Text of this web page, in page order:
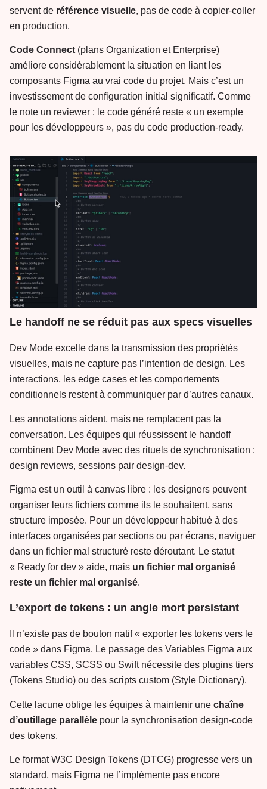
servent de référence visuelle, pas de code à copier-coller
en production.
Code Connect (plans Organization et Enterprise)
améliore considérablement la situation en liant les
composants Figma au vrai code du projet. Mais c’est un
investissement de configuration initial significatif. Comme
le note un reviewer : le code généré reste « un exemple
pour les développeurs », pas du code production-ready.
Le handoff ne se réduit pas aux specs visuelles
Dev Mode excelle dans la transmission des propriétés
visuelles, mais ne capture pas l’intention de design. Les
interactions, les edge cases et les comportements
conditionnels restent à communiquer par d’autres canaux.
Les annotations aident, mais ne remplacent pas la
conversation. Les équipes qui réussissent le handoff
combinent Dev Mode avec des rituels de synchronisation :
design reviews, sessions pair design-dev.
Figma est un outil à canvas libre : les designers peuvent
organiser leurs fichiers comme ils le souhaitent, sans
structure imposée. Pour un développeur habitué à des
interfaces organisées par sections ou par écrans, naviguer
dans un fichier mal structuré reste déroutant. Le statut
« Ready for dev » aide, mais un fichier mal organisé
reste un fichier mal organisé.
L’export de tokens : un angle mort persistant
Il n’existe pas de bouton natif « exporter les tokens vers le
code » dans Figma. Le passage des Variables Figma aux
variables CSS, SCSS ou Swift nécessite des plugins tiers
(Tokens Studio) ou des scripts custom (Style Dictionary).
Cette lacune oblige les équipes à maintenir une chaîne
d’outillage parallèle pour la synchronisation design-code
des tokens.
Le format W3C Design Tokens (DTCG) progresse vers un
standard, mais Figma ne l’implémente pas encore